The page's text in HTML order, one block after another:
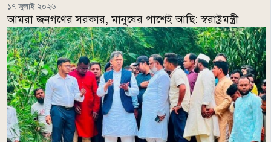
১৭ জুলাই ২০২৬
আমরা জনগণের সরকার, মানুষের পাশেই আছি: স্বরাষ্ট্রমন্ত্রী